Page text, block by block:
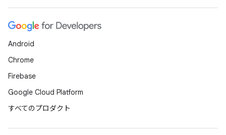
Android
Chrome
Firebase
Google Cloud Platform
すべてのプロダクト